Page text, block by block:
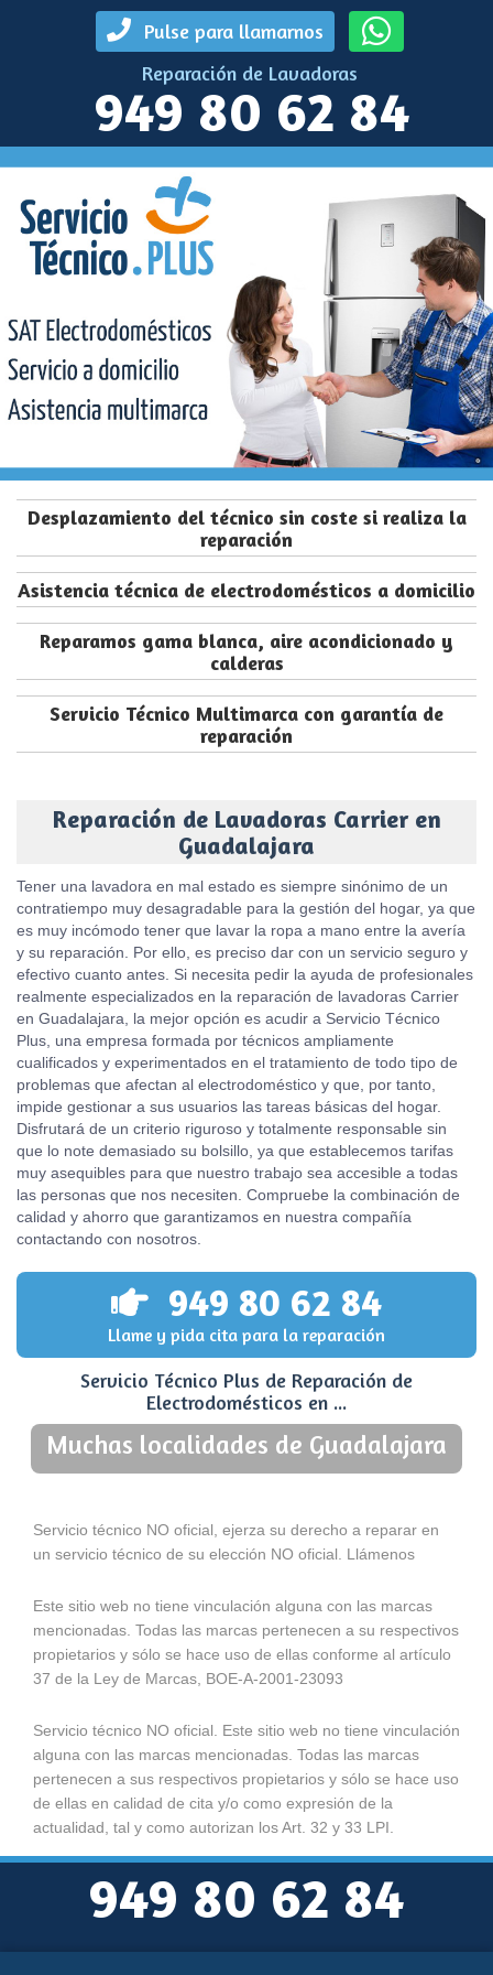
Pulse para llamarnos
Reparación de Lavadoras
949 80 62 84
Desplazamiento del técnico sin coste si realiza la
reparación
Asistencia técnica de electrodomésticos a domicilio
Reparamos gama blanca, aire acondicionado y
calderas
Servicio Técnico Multimarca con garantía de
reparación
Reparación de Lavadoras Carrier en
Guadalajara
Tener una lavadora en mal estado es siempre sinónimo de un
contratiempo muy desagradable para la gestión del hogar, ya que
es muy incómodo tener que lavar la ropa a mano entre la avería
y su reparación. Por ello, es preciso dar con un servicio seguro y
efectivo cuanto antes. Si necesita pedir la ayuda de profesionales
realmente especializados en la reparación de lavadoras Carrier
en Guadalajara, la mejor opción es acudir a Servicio Técnico
Plus, una empresa formada por técnicos ampliamente
cualificados y experimentados en el tratamiento de todo tipo de
problemas que afectan al electrodoméstico y que, por tanto,
impide gestionar a sus usuarios las tareas básicas del hogar.
Disfrutará de un criterio riguroso y totalmente responsable sin
que lo note demasiado su bolsillo, ya que establecemos tarifas
muy asequibles para que nuestro trabajo sea accesible a todas
las personas que nos necesiten. Compruebe la combinación de
calidad y ahorro que garantizamos en nuestra compañía
contactando con nosotros.
949 80 62 84
Llame y pida cita para la reparación
Servicio Técnico Plus de Reparación de
Electrodomésticos en ...
Muchas localidades de Guadalajara
Servicio técnico NO oficial, ejerza su derecho a reparar en
un servicio técnico de su elección NO oficial. Llámenos
Este sitio web no tiene vinculación alguna con las marcas
mencionadas. Todas las marcas pertenecen a su respectivos
propietarios y sólo se hace uso de ellas conforme al artículo
37 de la Ley de Marcas, BOE-A-2001-23093
Servicio técnico NO oficial. Este sitio web no tiene vinculación
alguna con las marcas mencionadas. Todas las marcas
pertenecen a sus respectivos propietarios y sólo se hace uso
de ellas en calidad de cita y/o como expresión de la
actualidad, tal y como autorizan los Art. 32 y 33 LPI.
949 80 62 84